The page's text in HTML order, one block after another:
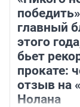
главный
этого
бьет
прокате:
отзыв на
Нолана